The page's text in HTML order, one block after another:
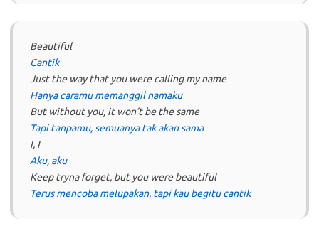
Beautiful
Cantik
Just the way that you were calling my name
Hanya caramu memanggil namaku
But without you, it won’t be the same
Tapi tanpamu, semuanya tak akan sama
I, I
Aku, aku
Keep tryna forget, but you were beautiful
Terus mencoba melupakan, tapi kau begitu cantik